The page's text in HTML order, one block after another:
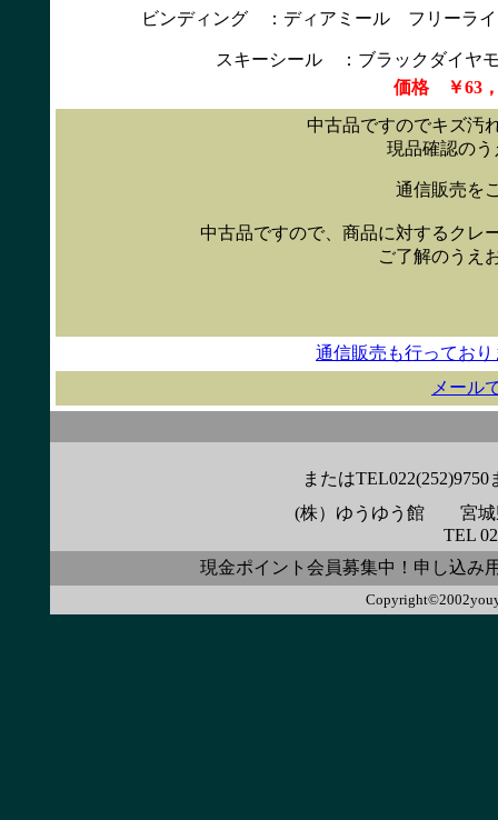
ビンディング ：ディアミール フリーライ
スキーシール ：ブラックダイヤ
価格 ￥63
中古品ですのでキズ汚
現品確認の
通信販売を
中古品ですので、商品に対するクレ
ご了解のうえ
通信販売も行っており
メール
または
(株）ゆうゆう館 宮城
TEL
現金ポイント会員募集中！申し込み